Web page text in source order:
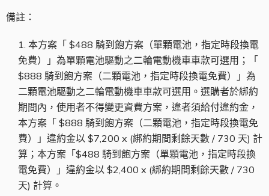
備註：
本方案「 $488 騎到飽方案（單顆電池，指定時段換電
免費）」為單顆電池驅動之二輪電動機車車款可選用；「
$888 騎到飽方案（二顆電池，指定時段換電免費）」為
二顆電池驅動之二輪電動機車車款可選用。選購者於綁約
期間內，使用者不得變更資費方案，違者須給付違約金，
本方案「 $888 騎到飽方案（二顆電池，指定時段換電免
費）」違約金以 $7,200 x (綁約期間剩餘天數 / 730 天) 計
算；本方案「$488 騎到飽方案（單顆電池，指定時段換
電免費）」違約金以 $2,400 x (綁約期間剩餘天數 / 730
天) 計算。